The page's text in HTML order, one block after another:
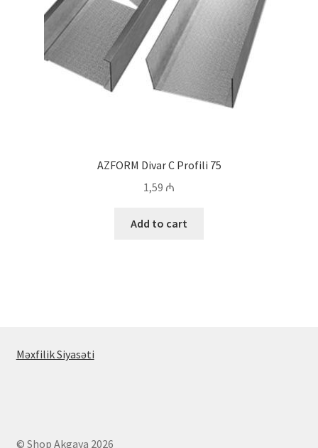
AZFORM Divar C Profili 75
1,59 ₼
Add to cart
Məxfilik Siyasəti
© Shop Akgaya 2026